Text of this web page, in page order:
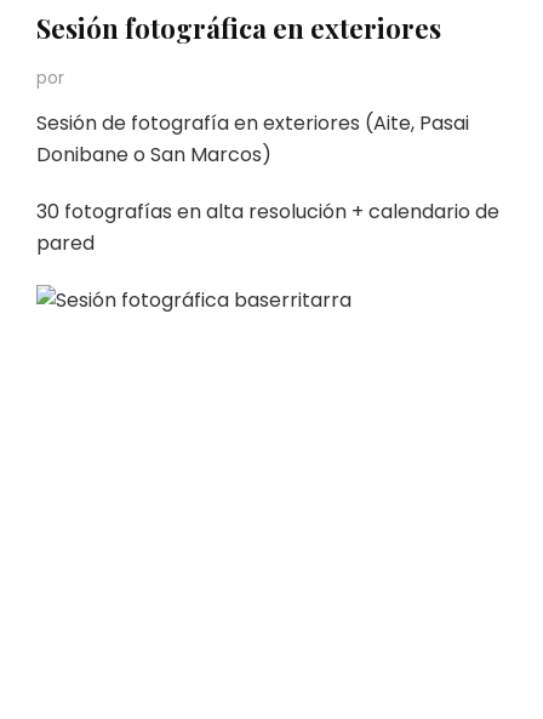
Sesión fotográfica en exteriores
por
Sesión de fotografía en exteriores (Aite, Pasai
Donibane o San Marcos)
30 fotografías en alta resolución + calendario de
pared